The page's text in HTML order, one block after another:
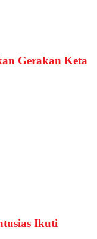
Gerakan Keta
Ikuti